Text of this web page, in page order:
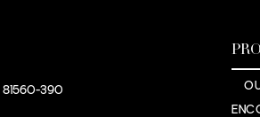
390